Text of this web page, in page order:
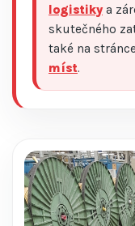
logistiky a
skutečného
také na
míst.